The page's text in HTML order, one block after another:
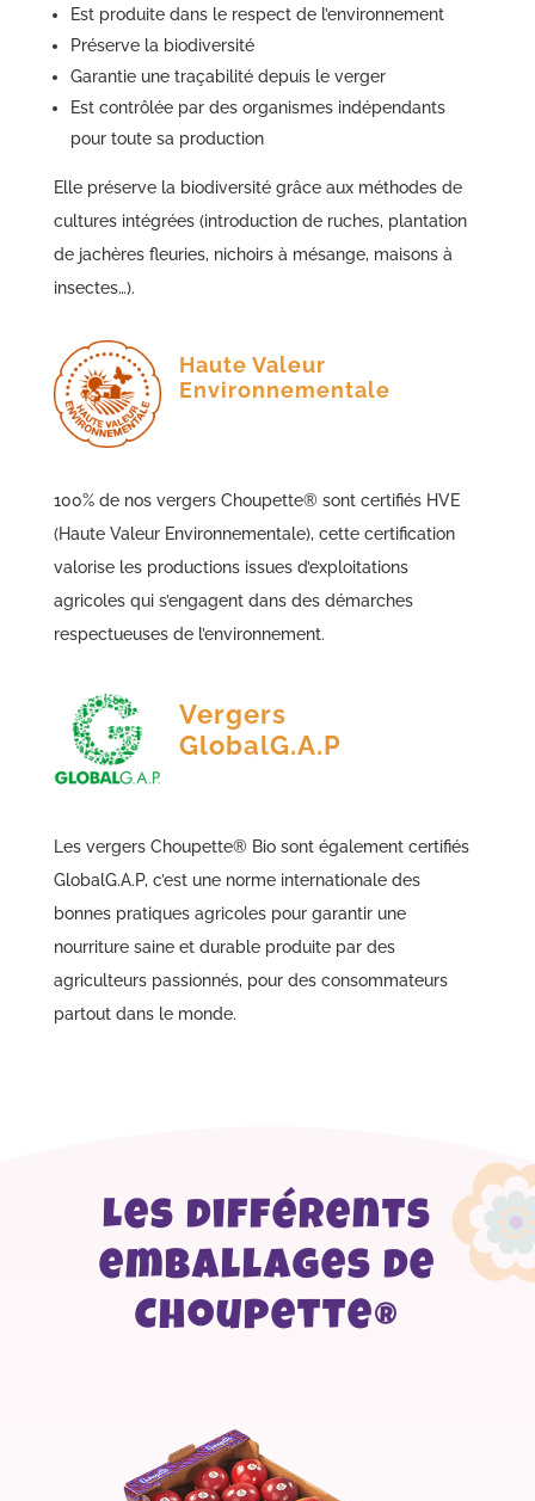
Est produite dans le respect de l’environnement
Préserve la biodiversité
Garantie une traçabilité depuis le verger
Est contrôlée par des organismes indépendants
pour toute sa production
Elle préserve la biodiversité grâce aux méthodes de
cultures intégrées (introduction de ruches, plantation
de jachères fleuries, nichoirs à mésange, maisons à
insectes…).
Haute Valeur
Environnementale
100% de nos vergers Choupette® sont certifiés HVE
(Haute Valeur Environnementale), cette certification
valorise les productions issues d’exploitations
agricoles qui s’engagent dans des démarches
respectueuses de l’environnement.
Vergers
GlobalG.A.P
Les vergers Choupette® Bio sont également certifiés
GlobalG.A.P, c’est une norme internationale des
bonnes pratiques agricoles pour garantir une
nourriture saine et durable produite par des
agriculteurs passionnés, pour des consommateurs
partout dans le monde.
Les différents
emballages de
Choupette®